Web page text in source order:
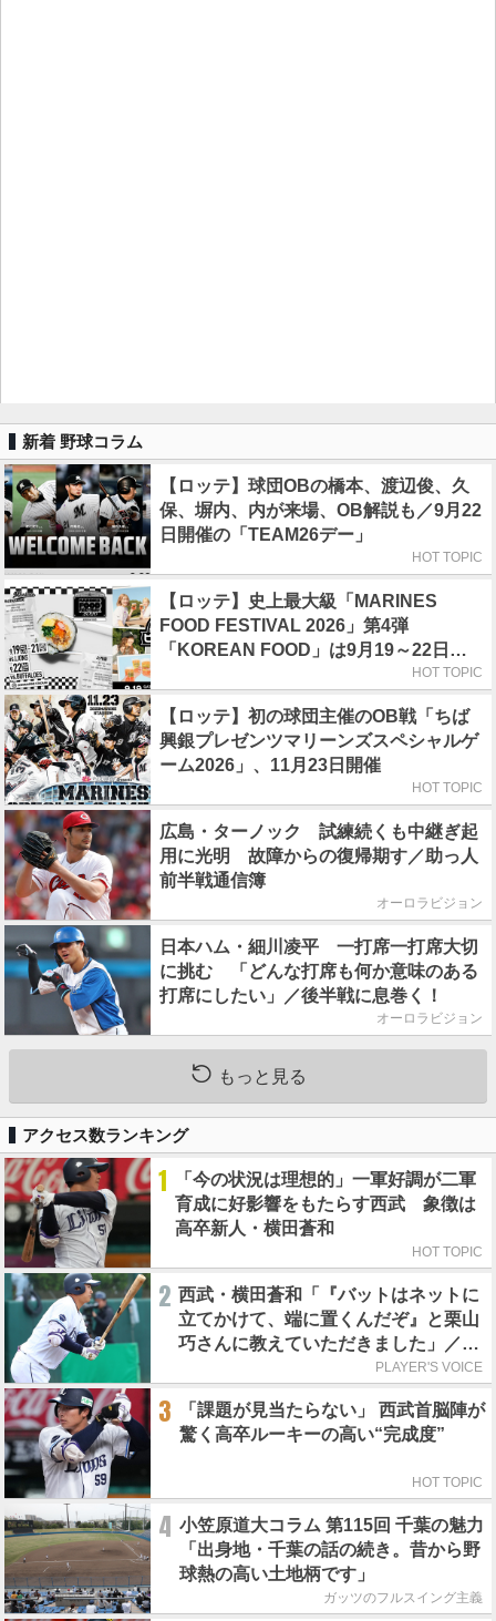
新着 野球コラム
【ロッテ】球団OBの橋本、渡辺俊、久
保、塀内、内が来場、OB解説も／9月22
日開催の「TEAM26デー」
HOT TOPIC
【ロッテ】史上最大級「MARINES
FOOD FESTIVAL 2026」第4弾
「KOREAN FOOD」は9月19～22日／
HOT TOPIC
【ロッテ】初の球団主催のOB戦「ちば
興銀プレゼンツマリーンズスペシャルゲ
ーム2026」、11月23日開催
HOT TOPIC
広島・ターノック 試練続くも中継ぎ起
用に光明 故障からの復帰期す／助っ人
前半戦通信簿
オーロラビジョン
日本ハム・細川凌平 一打席一打席大切
に挑む 「どんな打席も何か意味のある
打席にしたい」／後半戦に息巻く！
オーロラビジョン
もっと見る
アクセス数ランキング
1
「今の状況は理想的」一軍好調が二軍
育成に好影響をもたらす西武 象徴は
高卒新人・横田蒼和
HOT TOPIC
2 西武・横田蒼和「『バットはネットに
立てかけて、端に置くんだぞ』と栗山
巧さんに教えていただきました」／憧
PLAYER'S VOICE
3
「課題が見当たらない」 西武首脳陣が
驚く高卒ルーキーの高い“完成度”
HOT TOPIC
4 小笠原道大コラム 第115回 千葉の魅力
「出身地・千葉の話の続き。昔から野
球熱の高い土地柄です」
ガッツのフルスイング主義